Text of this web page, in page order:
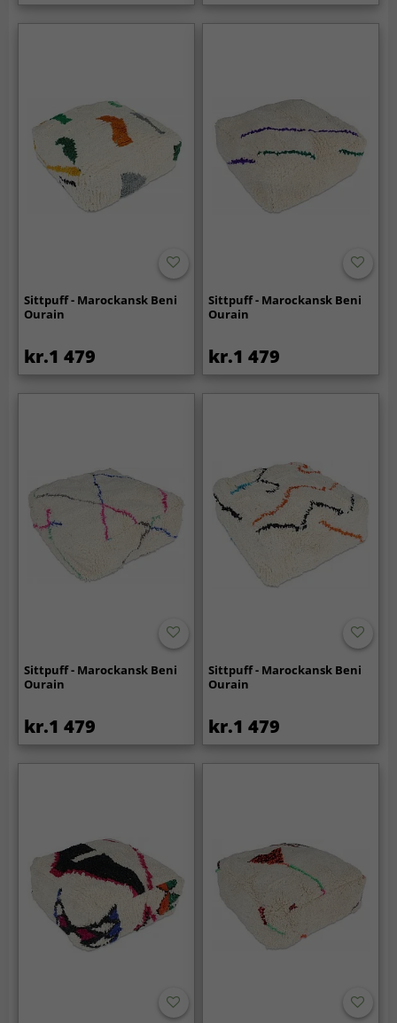
Sittpuff - Marockansk Beni
Ourain
kr.1 479
Sittpuff - Marockansk Beni
Ourain
kr.1 479
Sittpuff - Marockansk Beni
Ourain
kr.1 479
Sittpuff - Marockansk Beni
Ourain
kr.1 479